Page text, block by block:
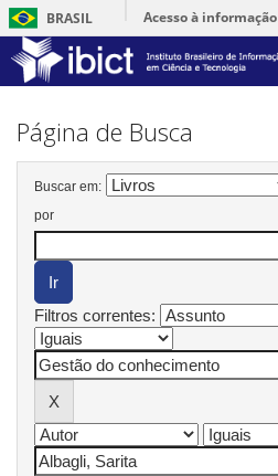
BRASIL
Acesso à informação
Skip
Página de Busca
Buscar em:
por
Filtros correntes: